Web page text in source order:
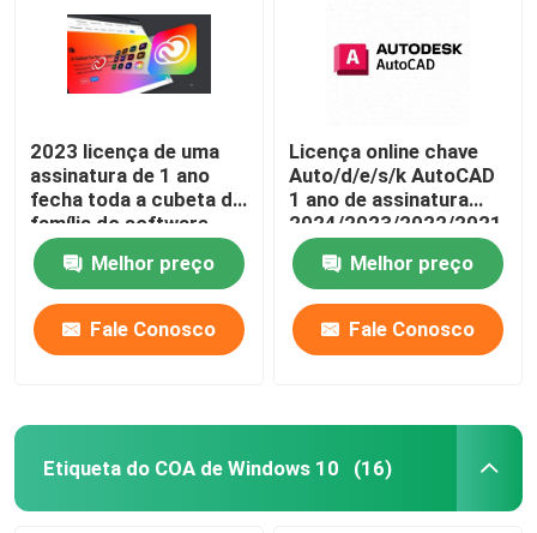
2023 licença de uma
assinatura de 1 ano
fecha toda a cubeta da
família do software
dos Apps
Melhor preço
Fale Conosco
Licença online chave
Auto/d/e/s/k AutoCAD
1 ano de assinatura
2024/2023/2022/2021
Para Windows/Mac/PC
Software de
elaboração
Melhor preço
Fale Conosco
Etiqueta do COA de Windows 10 (16)